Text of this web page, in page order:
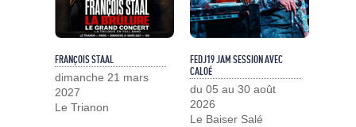
FRANÇOIS STAAL
dimanche 21 mars
2027
Le Trianon
FEDJ19 JAM SESSION AVEC
CALOÉ
du 05 au 30 août
2026
Le Baiser Salé